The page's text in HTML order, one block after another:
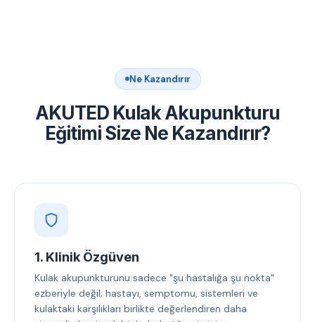
Ne Kazandırır
AKUTED Kulak Akupunkturu
Eğitimi Size Ne Kazandırır?
1. Klinik Özgüven
Kulak akupunkturunu sadece "şu hastalığa şu nokta"
ezberiyle değil; hastayı, semptomu, sistemleri ve
kulaktaki karşılıkları birlikte değerlendiren daha